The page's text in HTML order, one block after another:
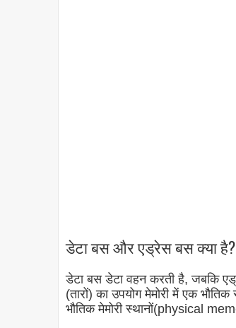
डेटा बस और एड्रेस बस क्या
डेटा बस डेटा वहन करती है, जबकि
(तारों) का उपयोग मेमोरी में एक
भौतिक मेमोरी स्थानों(physical